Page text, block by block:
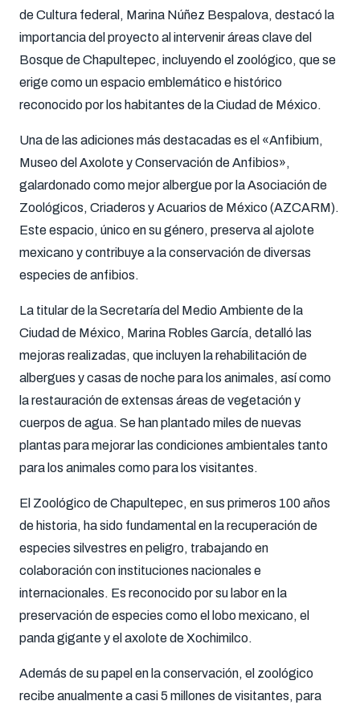
de Cultura federal, Marina Núñez Bespalova, destacó la
importancia del proyecto al intervenir áreas clave del
Bosque de Chapultepec, incluyendo el zoológico, que se
erige como un espacio emblemático e histórico
reconocido por los habitantes de la Ciudad de México.
Una de las adiciones más destacadas es el «Anfibium,
Museo del Axolote y Conservación de Anfibios»,
galardonado como mejor albergue por la Asociación de
Zoológicos, Criaderos y Acuarios de México (AZCARM).
Este espacio, único en su género, preserva al ajolote
mexicano y contribuye a la conservación de diversas
especies de anfibios.
La titular de la Secretaría del Medio Ambiente de la
Ciudad de México, Marina Robles García, detalló las
mejoras realizadas, que incluyen la rehabilitación de
albergues y casas de noche para los animales, así como
la restauración de extensas áreas de vegetación y
cuerpos de agua. Se han plantado miles de nuevas
plantas para mejorar las condiciones ambientales tanto
para los animales como para los visitantes.
El Zoológico de Chapultepec, en sus primeros 100 años
de historia, ha sido fundamental en la recuperación de
especies silvestres en peligro, trabajando en
colaboración con instituciones nacionales e
internacionales. Es reconocido por su labor en la
preservación de especies como el lobo mexicano, el
panda gigante y el axolote de Xochimilco.
Además de su papel en la conservación, el zoológico
recibe anualmente a casi 5 millones de visitantes, para